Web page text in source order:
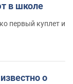
в школе
первый куплет и
о